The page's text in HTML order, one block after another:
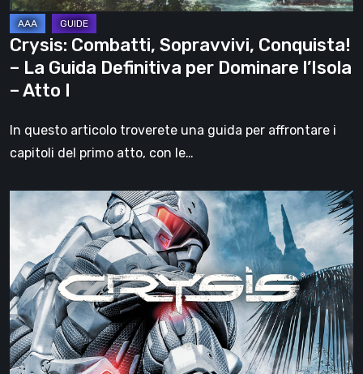
per
Dominare
l’Isola
Atto
I
Crysis: Combatti, Sopravvivi, Conquista!
– La Guida Definitiva per Dominare l’Isola
– Atto I
In questo articolo troverete una guida per affrontare i
capitoli del primo atto, con le…
Crysis:
Combatti,
Sopravvivi,
Conquista!
–
La
Guida
Definitiva